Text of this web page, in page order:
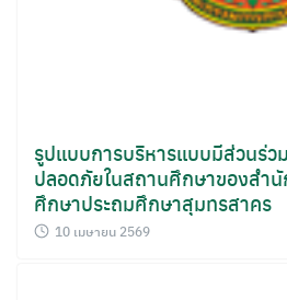
รูปแบบการบริหารแบบมีส่วนร่ว
ปลอดภัยในสถานศึกษาของสำ
ศึกษาประถมศึกษาสุมทรสาคร
10 เมษายน 2569